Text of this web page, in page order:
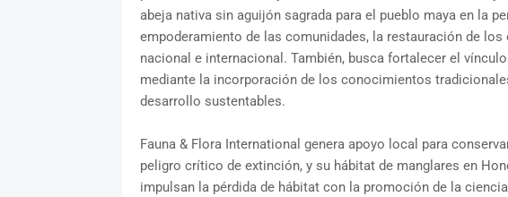
abeja nativa sin aguijón sagrada para el pueblo maya en la
empoderamiento de las comunidades, la restauración de
nacional e internacional. También, busca fortalecer el
mediante la incorporación de los conocimientos
desarrollo sustentables.
Fauna & Flora International genera apoyo local para
peligro crítico de extinción, y su hábitat de manglares en
impulsan la pérdida de hábitat con la promoción de la